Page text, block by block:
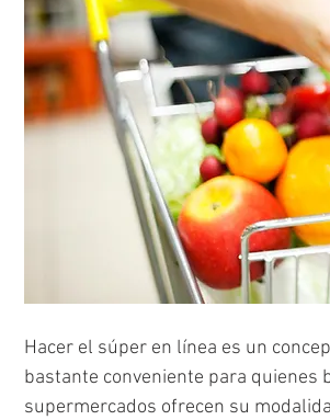
Hacer el súper en línea es un
bastante conveniente para quienes
supermercados ofrecen su